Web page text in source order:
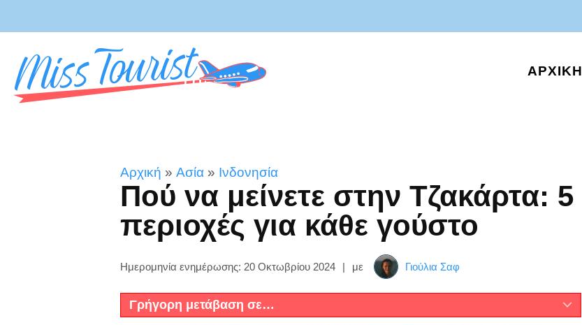
ΑΡΧΙΚΉ
Αρχική » Ασία » Ινδονησία
Πού να μείνετε στην Τζακάρτα: 5
περιοχές για κάθε γούστο
Ημερομηνία ενημέρωσης: 20 Οκτωβρίου 2024 | με Γιούλια Σαφ
Γρήγορη μετάβαση σε…